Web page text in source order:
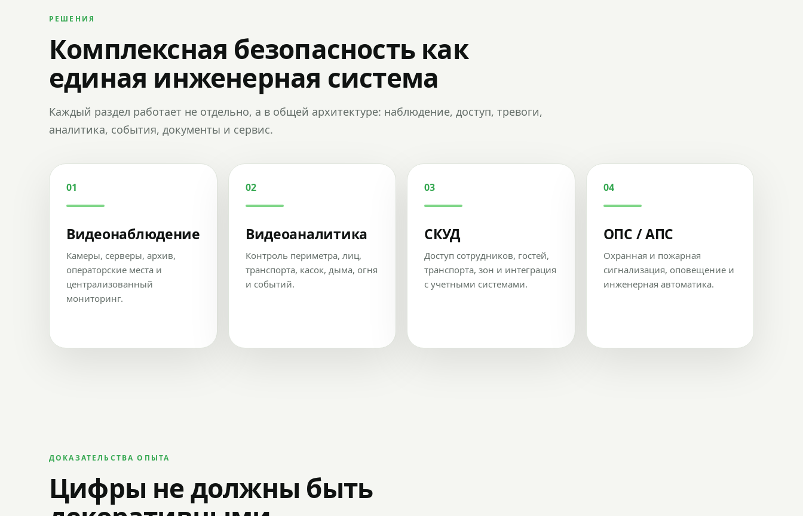
РЕШЕНИЯ
Комплексная безопасность как
единая инженерная система
Каждый раздел работает не отдельно, а в общей архитектуре: наблюдение, доступ, тревоги,
аналитика, события, документы и сервис.
01
Видеонаблюдение
Камеры, серверы, архив,
операторские места и
централизованный
мониторинг.
02
Видеоаналитика
Контроль периметра, лиц,
транспорта, касок, дыма, огня
и событий.
03
СКУД
Доступ сотрудников, гостей,
транспорта, зон и интеграция
с учетными системами.
04
ОПС / АПС
Охранная и пожарная
сигнализация, оповещение и
инженерная автоматика.
ДОКАЗАТЕЛЬСТВА ОПЫТА
Цифры не должны быть